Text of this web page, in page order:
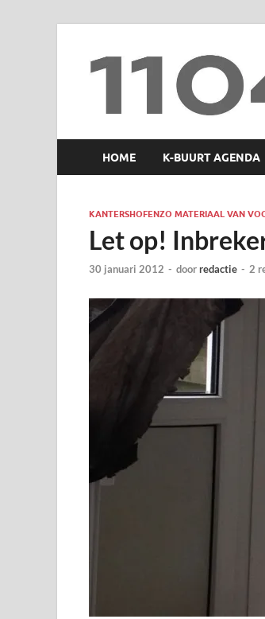
1104 en zo
HOME K-BUURT AGENDA
KANTERSHOFENZO MATERIAAL VAN
Let op!
30 januari 2012 - doorredactie - 2